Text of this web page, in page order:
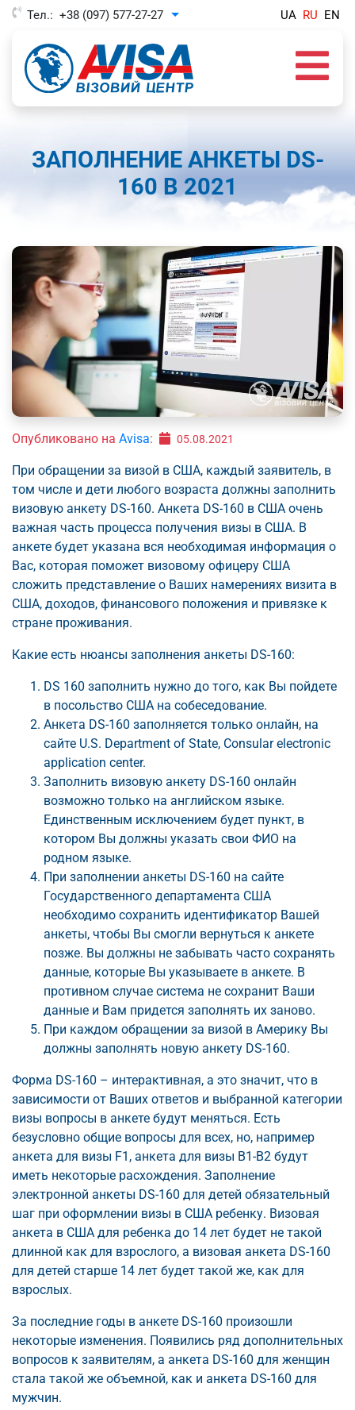
Тел.: +38 (097) 577-27-27 Toggle Dropdown UA RU EN
ЗАПОЛНЕНИЕ АНКЕТЫ DS-
160 В 2021
Опубликовано на Avisa: 05.08.2021
При обращении за визой в США, каждый заявитель, в
том числе и дети любого возраста должны заполнить
визовую анкету DS-160. Анкета DS-160 в США очень
важная часть процесса получения визы в США. В
анкете будет указана вся необходимая информация о
Вас, которая поможет визовому офицеру США
сложить представление о Ваших намерениях визита в
США, доходов, финансового положения и привязке к
стране проживания.
Какие есть нюансы заполнения анкеты DS-160:
DS 160 заполнить нужно до того, как Вы пойдете
в посольство США на собеседование.
Анкета DS-160 заполняется только онлайн, на
сайте U.S. Department of State, Consular electronic
application center.
Заполнить визовую анкету DS-160 онлайн
возможно только на английском языке.
Единственным исключением будет пункт, в
котором Вы должны указать свои ФИО на
родном языке.
При заполнении анкеты DS-160 на сайте
Государственного департамента США
необходимо сохранить идентификатор Вашей
анкеты, чтобы Вы смогли вернуться к анкете
позже. Вы должны не забывать часто сохранять
данные, которые Вы указываете в анкете. В
противном случае система не сохранит Ваши
данные и Вам придется заполнять их заново.
При каждом обращении за визой в Америку Вы
должны заполнять новую анкету DS-160.
Форма DS-160 – интерактивная, а это значит, что в
зависимости от Ваших ответов и выбранной категории
визы вопросы в анкете будут меняться. Есть
безусловно общие вопросы для всех, но, например
анкета для визы F1, анкета для визы B1-B2 будут
иметь некоторые расхождения. Заполнение
электронной анкеты DS-160 для детей обязательный
шаг при оформлении визы в США ребенку. Визовая
анкета в США для ребенка до 14 лет будет не такой
длинной как для взрослого, а визовая анкета DS-160
для детей старше 14 лет будет такой же, как для
взрослых.
За последние годы в анкете DS-160 произошли
некоторые изменения. Появились ряд дополнительных
вопросов к заявителям, а анкета DS-160 для женщин
стала такой же объемной, как и анкета DS-160 для
мужчин.